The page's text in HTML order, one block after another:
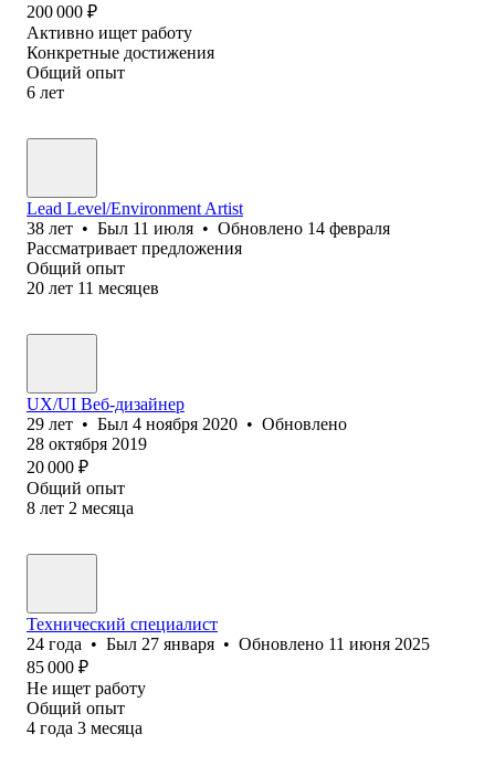
200 000 ₽
Активно ищет работу
Конкретные достижения
Общий опыт
6 лет
Lead Level/Environment Artist
38 лет • Был 11 июля • Обновлено 14 февраля
Рассматривает предложения
Общий опыт
20 лет 11 месяцев
UX/UI Веб-дизайнер
29 лет • Был 4 ноября 2020 • Обновлено
28 октября 2019
20 000 ₽
Общий опыт
8 лет 2 месяца
Технический специалист
24 года • Был 27 января • Обновлено 11 июня 2025
85 000 ₽
Не ищет работу
Общий опыт
4 года 3 месяца